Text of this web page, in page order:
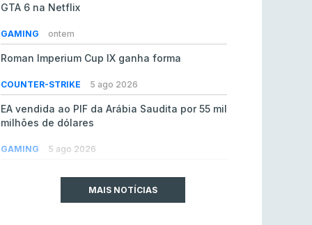
GTA 6 na Netflix
GAMING ontem
Roman Imperium Cup IX ganha forma
COUNTER-STRIKE 5 ago 2026
EA vendida ao PIF da Arábia Saudita por 55 mil
milhões de dólares
GAMING 5 ago 2026
MAIS NOTÍCIAS